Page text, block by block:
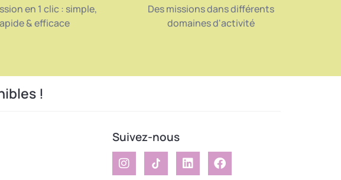
en 1 clic : simple,
& efficace
Des missions dans différents
domaines d'activité
!
Suivez-nous